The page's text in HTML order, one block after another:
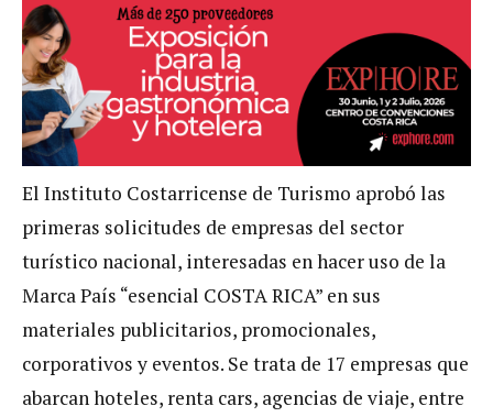
El Instituto Costarricense de Turismo aprobó las
primeras solicitudes de empresas del sector
turístico nacional, interesadas en hacer uso de la
Marca País “esencial COSTA RICA” en sus
materiales publicitarios, promocionales,
corporativos y eventos. Se trata de 17 empresas que
abarcan hoteles, renta cars, agencias de viaje, entre